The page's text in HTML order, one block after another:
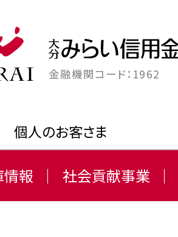
金融機関コード：1962
個人のお客さま
報 社会貢献事業